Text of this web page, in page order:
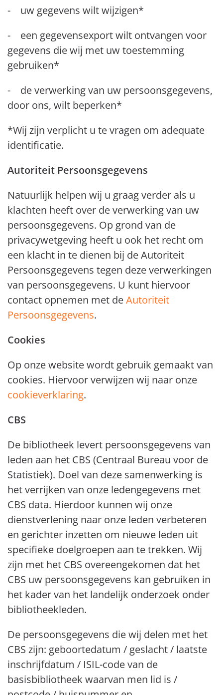
- uw gegevens wilt wijzigen*
- een gegevensexport wilt ontvangen voor
gegevens die wij met uw toestemming
gebruiken*
- de verwerking van uw persoonsgegevens,
door ons, wilt beperken*
*Wij zijn verplicht u te vragen om adequate
identificatie.
Autoriteit Persoonsgegevens
Natuurlijk helpen wij u graag verder als u
klachten heeft over de verwerking van uw
persoonsgegevens. Op grond van de
privacywetgeving heeft u ook het recht om
een klacht in te dienen bij de Autoriteit
Persoonsgegevens tegen deze verwerkingen
van persoonsgegevens. U kunt hiervoor
contact opnemen met deAutoriteit
Persoonsgegevens.
Cookies
Op onze website wordt gebruik gemaakt van
cookies. Hiervoor verwijzen wij naar onze
cookieverklaring.
CBS
De bibliotheek levert persoonsgegevens van
leden aan het CBS (Centraal Bureau voor de
Statistiek). Doel van deze samenwerking is
het verrijken van onze ledengegevens met
CBS data. Hierdoor kunnen wij onze
dienstverlening naar onze leden verbeteren
en gerichter inzetten om nieuwe leden uit
specifieke doelgroepen aan te trekken. Wij
zijn met het CBS overeengekomen dat het
CBS uw persoonsgegevens kan gebruiken in
het kader van het landelijk onderzoek onder
bibliotheekleden.
De persoonsgegevens die wij delen met het
CBS zijn: geboortedatum / geslacht / laatste
inschrijfdatum / ISIL-code van de
basisbibliotheek waarvan men lid is /